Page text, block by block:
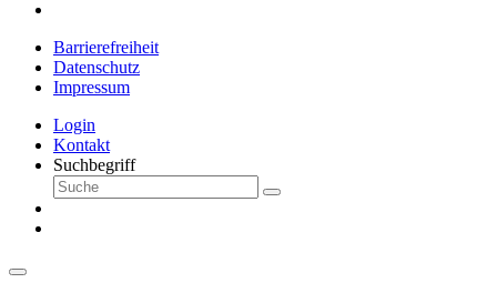
Barrierefreiheit
Datenschutz
Impressum
Login
Kontakt
Suchbegriff